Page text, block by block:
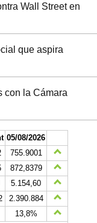
Wall Street en
que aspira
con la Cámara
05/08/2026
755.9001
872,8379
5.154,60
2.390.884
13,8%